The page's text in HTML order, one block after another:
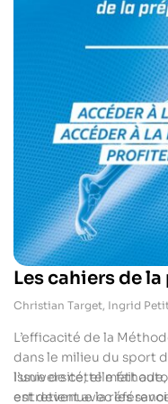
Les cahiers de
Christian Target, Ingrid
L’efficacité de la
dans le milieu du sport
l’université, elle fait
entretient avec les
Issue de cette
est devenue la